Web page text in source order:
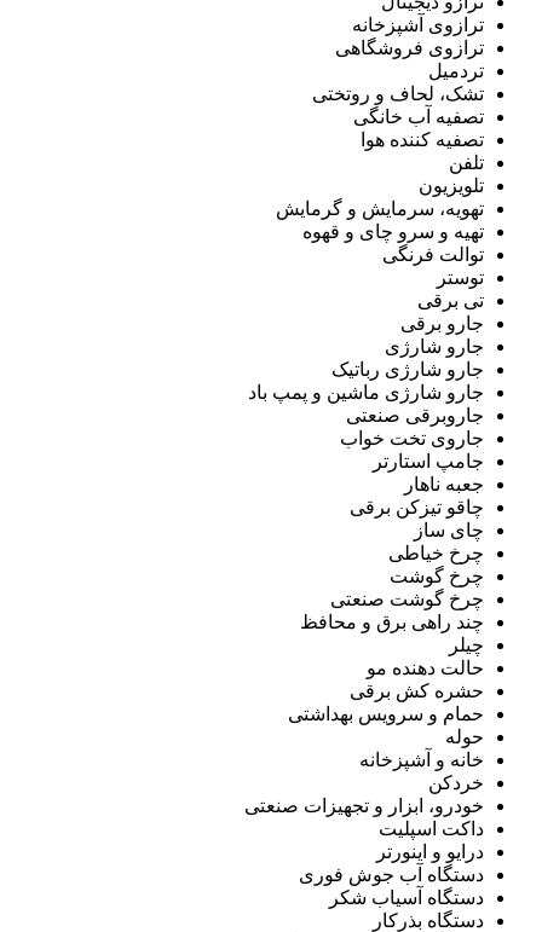
ترازوی آشپزخانه
ترازوی فروشگاهی
تردمیل
تشک، لحاف و روتختی
تصفیه آب خانگی
تصفیه کننده هوا
تلفن
تلویزیون
تهویه، سرمایش و گرمایش
تهیه و سرو چای و قهوه
توالت فرنگی
توستر
تی برقی
جارو برقی
جارو شارژی
جارو شارژی رباتیک
جارو شارژی ماشین و پمپ باد
جاروبرقی صنعتی
جاروی تخت خواب
جامپ استارتر
جعبه ناهار
چاقو تیزکن برقی
چای ساز
چرخ خیاطی
چرخ گوشت
چرخ گوشت صنعتی
چند راهی برق و محافظ
چیلر
حالت دهنده مو
حشره کش برقی
حمام و سرویس بهداشتی
حوله
خانه و آشپزخانه
خردکن
خودرو، ابزار و تجهیزات صنعتی
داکت اسپلیت
درایو و اینورتر
دستگاه آب جوش فوری
دستگاه آسیاب شکر
دستگاه بذرکار